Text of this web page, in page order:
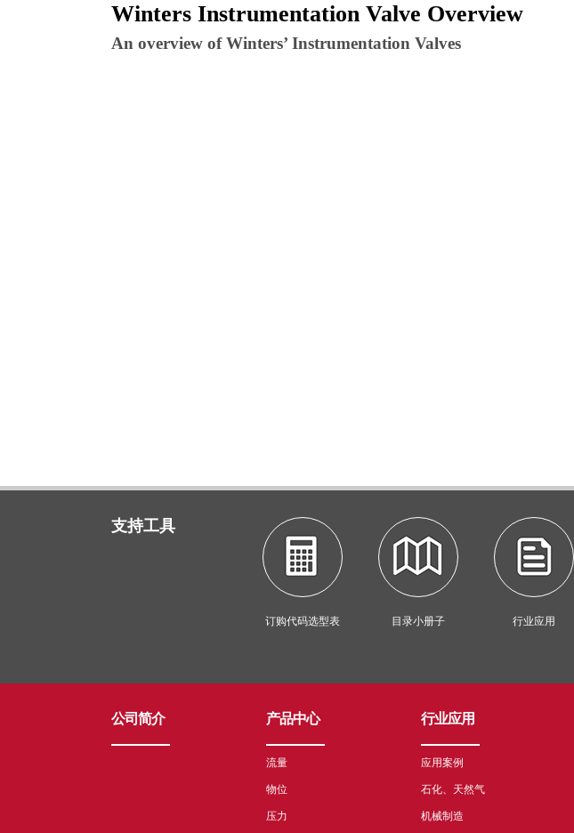
Winters Instrumentation Valve Overview
An overview of Winters’ Instrumentation Valves
支持工具
订购代码选型表 目录小册子 行业应用
公司简介 产品中心
流量
物位
压力
行业应用
应用案例
石化、天然气
机械制造